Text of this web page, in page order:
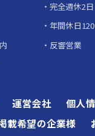
完全週休2日
年間休日
反響営業
運営会社
個人
載希望の企業様